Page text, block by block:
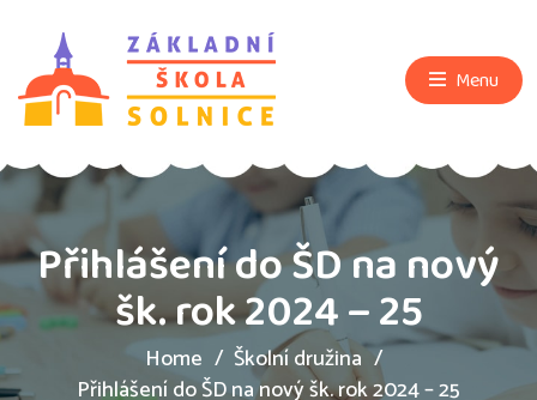
Menu
Přihlášení do ŠD na nový
šk. rok 2024 – 25
Home
Školní družina
Přihlášení do ŠD na nový šk. rok 2024 – 25